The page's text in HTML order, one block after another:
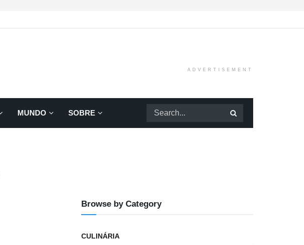
ADVERTISEMENT
MUNDO SOBRE
Browse by Category
CULINÁRIA